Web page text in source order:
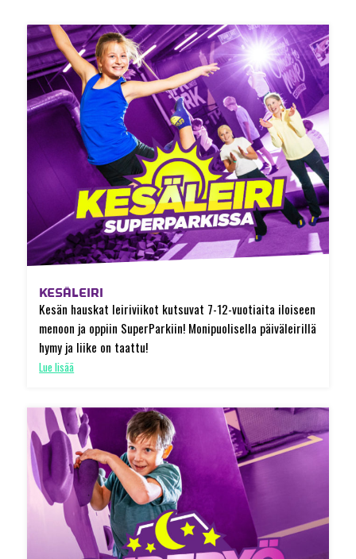
KESÄLEIRI
Kesän hauskat leiriviikot kutsuvat 7-12-vuotiaita iloiseen
menoon ja oppiin SuperParkiin! Monipuolisella päiväleirillä
hymy ja liike on taattu!
Lue lisää